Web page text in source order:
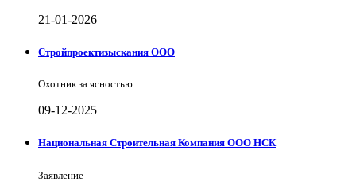
21-01-2026
Стройпроектизыскания ООО
Охотник за ясностью
09-12-2025
Национальная Строительная Компания ООО НСК
Заявление